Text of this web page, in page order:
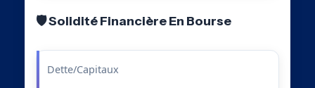
🛡️ Solidité Financière En Bourse
Dette/Capitaux